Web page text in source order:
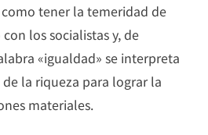
tener la temeridad de
los socialistas y, de
«igualdad» se interpreta
la riqueza para lograr la
materiales.